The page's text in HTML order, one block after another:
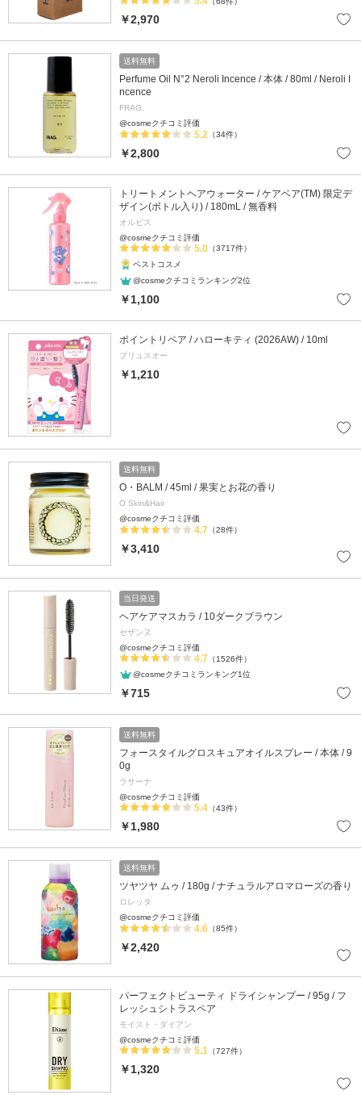
￥2,970
送料無料
Perfume Oil N°2 Neroli Incence / 本体 / 80ml / Neroli I
ncence
FRAG.
@cosmeクチコミ評価
5.2 （34件）
￥2,800
トリートメントヘアウォーター / ケアベア(TM) 限定デ
ザイン(ボトル入り) / 180mL / 無香料
オルビス
@cosmeクチコミ評価
5.0 （3717件）
ベストコスメ
@cosmeクチコミランキング2位
￥1,100
ポイントリペア / ハローキティ (2026AW) / 10ml
プリュスオー
￥1,210
送料無料
O・BALM / 45ml / 果実とお花の香り
O Skin&Hair
@cosmeクチコミ評価
4.7 （28件）
￥3,410
当日発送
ヘアケアマスカラ / 10ダークブラウン
セザンヌ
@cosmeクチコミ評価
4.7 （1526件）
@cosmeクチコミランキング1位
￥715
送料無料
フォースタイルグロスキュアオイルスプレー / 本体 / 9
0g
ラサーナ
@cosmeクチコミ評価
5.4 （43件）
￥1,980
送料無料
ツヤツヤ ムゥ / 180g / ナチュラルアロマローズの香り
ロレッタ
@cosmeクチコミ評価
4.6 （85件）
￥2,420
パーフェクトビューティ ドライシャンプー / 95g / フ
レッシュシトラスペア
モイスト・ダイアン
@cosmeクチコミ評価
5.1 （727件）
￥1,320